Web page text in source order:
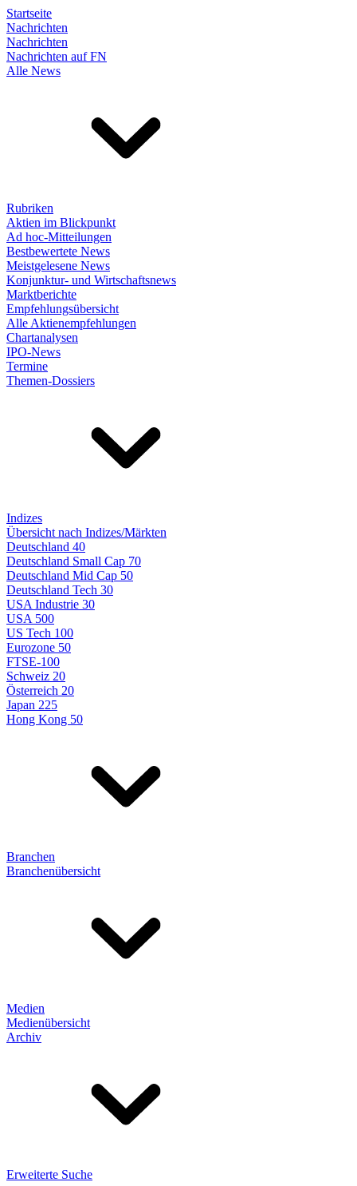
Startseite
Nachrichten
Nachrichten
Nachrichten auf FN
Alle News
Rubriken
Aktien im Blickpunkt
Ad hoc-Mitteilungen
Bestbewertete News
Meistgelesene News
Konjunktur- und Wirtschaftsnews
Marktberichte
Empfehlungsübersicht
Alle Aktienempfehlungen
Chartanalysen
IPO-News
Termine
Themen-Dossiers
Indizes
Übersicht nach Indizes/Märkten
Deutschland 40
Deutschland Small Cap 70
Deutschland Mid Cap 50
Deutschland Tech 30
USA Industrie 30
USA 500
US Tech 100
Eurozone 50
FTSE-100
Schweiz 20
Österreich 20
Japan 225
Hong Kong 50
Branchen
Branchenübersicht
Medien
Medienübersicht
Archiv
Erweiterte Suche